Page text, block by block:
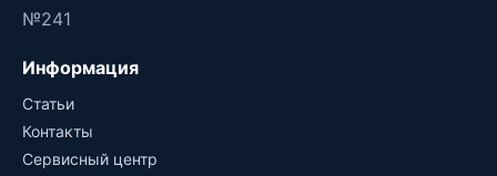
№241
Информация
Статьи
Контакты
Сервисный центр